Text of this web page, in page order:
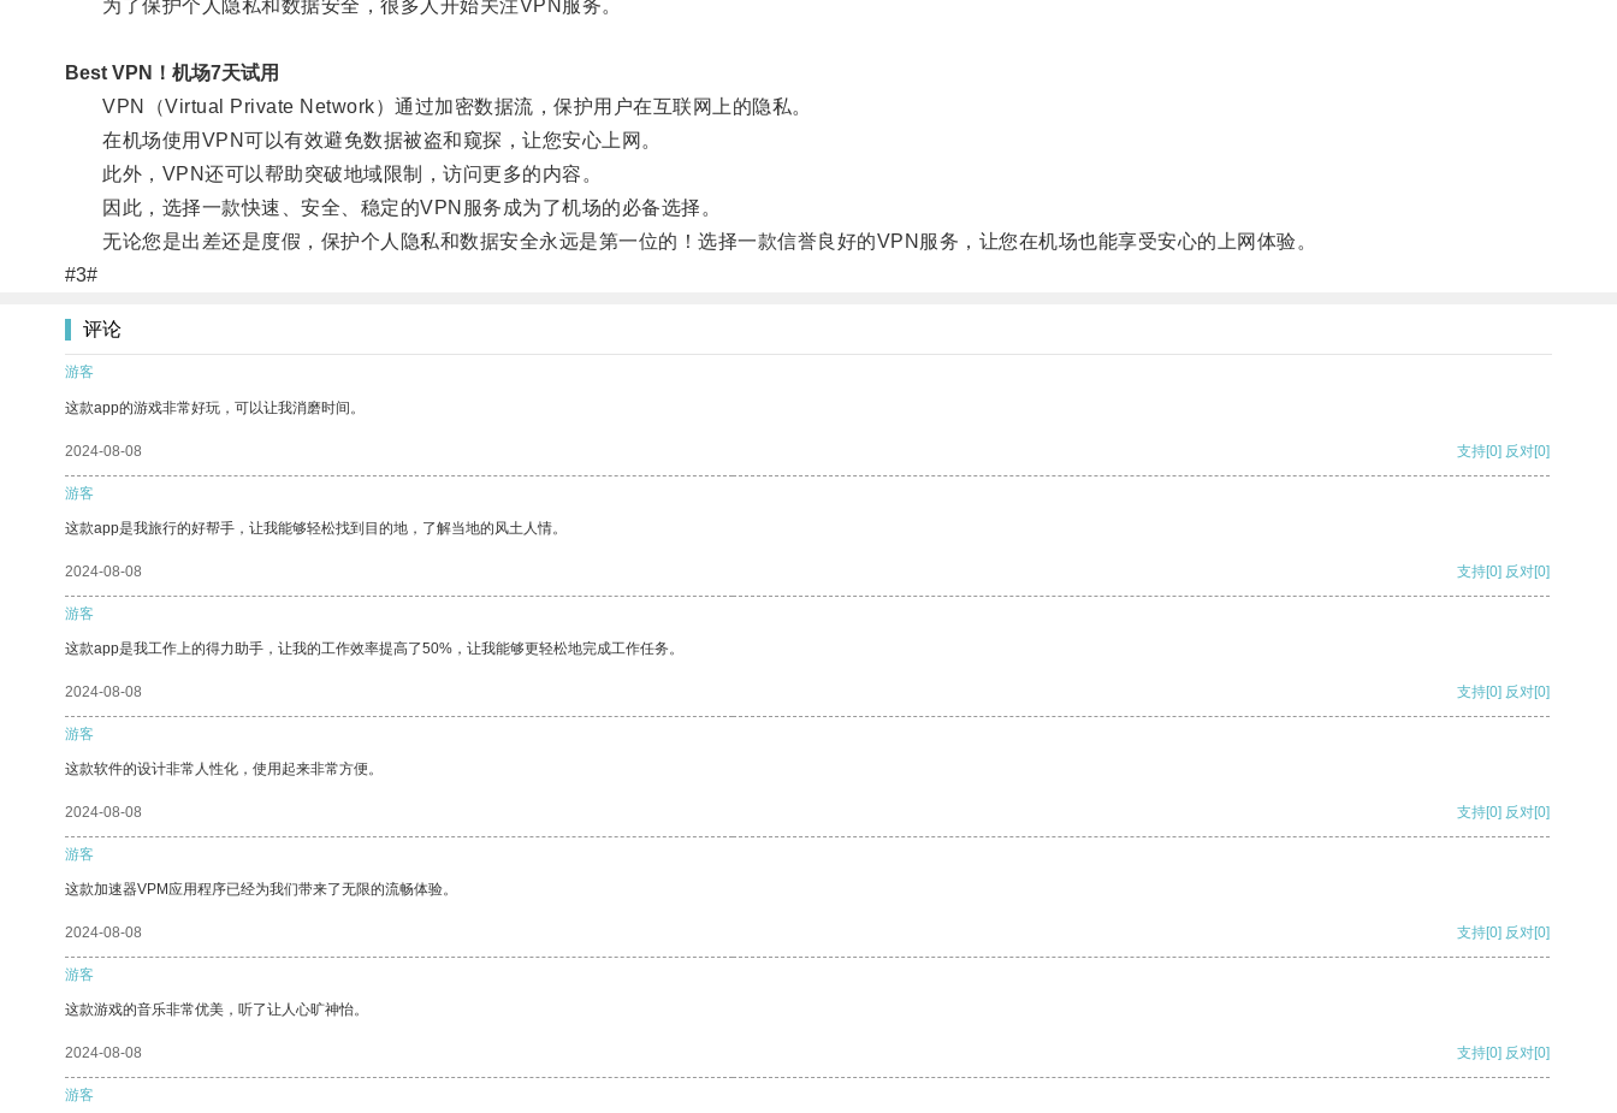
为了保护个人隐私和数据安全，很多人开始关注VPN服务。
Best VPN！机场7天试用
VPN（Virtual Private Network）通过加密数据流，保护用户在互联网上的隐私。
在机场使用VPN可以有效避免数据被盗和窥探，让您安心上网。
此外，VPN还可以帮助突破地域限制，访问更多的内容。
因此，选择一款快速、安全、稳定的VPN服务成为了机场的必备选择。
无论您是出差还是度假，保护个人隐私和数据安全永远是第一位的！选择一款信誉良好的VPN服务，让您在机场也能享受安心的上网体验。
#3#
评论
游客
这款app的游戏非常好玩，可以让我消磨时间。
2024-08-08 支持[0] 反对[0]
游客
这款app是我旅行的好帮手，让我能够轻松找到目的地，了解当地的风土人情。
2024-08-08 支持[0] 反对[0]
游客
这款app是我工作上的得力助手，让我的工作效率提高了50%，让我能够更轻松地完成工作任务。
2024-08-08 支持[0] 反对[0]
游客
这款软件的设计非常人性化，使用起来非常方便。
2024-08-08 支持[0] 反对[0]
游客
这款加速器VPM应用程序已经为我们带来了无限的流畅体验。
2024-08-08 支持[0] 反对[0]
游客
这款游戏的音乐非常优美，听了让人心旷神怡。
2024-08-08 支持[0] 反对[0]
游客